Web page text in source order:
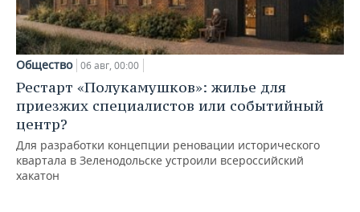
Общество 06 авг, 00:00
Рестарт «Полукамушков»: жилье для
приезжих специалистов или событийный
центр?
Для разработки концепции реновации исторического
квартала в Зеленодольске устроили всероссийский
хакатон